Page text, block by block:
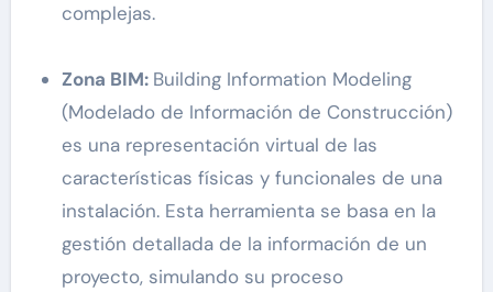
complejas.
Zona BIM: Building Information Modeling
(Modelado de Información de Construcción)
es una representación virtual de las
características físicas y funcionales de una
instalación. Esta herramienta se basa en la
gestión detallada de la información de un
proyecto, simulando su proceso